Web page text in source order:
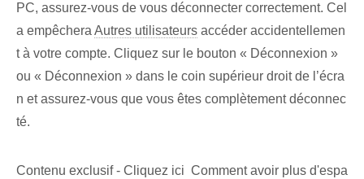
PC, assurez-vous de vous déconnecter correctement. Cel
a empêchera Autres utilisateurs accéder accidentellemen
t à votre compte. Cliquez sur le bouton « Déconnexion »
ou « Déconnexion » dans le coin supérieur droit de l’écra
n et assurez-vous que vous êtes complètement déconnec
té.
Contenu exclusif - Cliquez ici Comment avoir plus d'espa